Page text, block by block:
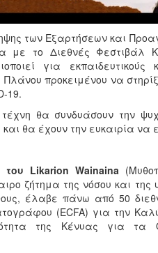
των Εξαρτήσεων και
με το Διεθνές Φεστιβάλ
για
Πλάνου προκειμένου να
19.
θα συνδυάσουν την
θα έχουν την ευκαιρία να
του Likarion Wainaina
ζήτημα της νόσου και
έλαβε πάνω από 50
(ECFA) για την
της Κένυας για τα